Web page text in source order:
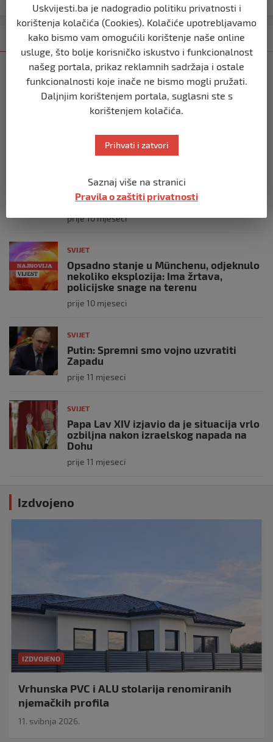
Kategorija Najnovije Najčitanije
SVIJET
Italijanski kapetan iz flotile za Gazu
primio islam nakon što su izraelske
snage prekinule molitvu njegove
posade
prije 10 mjeseci
Brod “Mikeno” probio izraelsku blokadu
i uplovio u Gazu – kapetan iz Sarajeva
vijori zastavu BiH
prije 10 mjeseci
SVIJET
Opsadno stanje u Münchenu, odjeknulo
nekoliko eksplozija: Ima žrtava,
policijske snage na terenu
prije 10 mjeseci
SVIJET
Putin: Spremni smo vojno uzvratiti
Zapadu
prije 11 mjeseci
SVIJET
Papa Lav XIV izjavio da je situacija vrlo
ozbiljna nakon izraelskog napada na
Dohu
prije 11 mjeseci
Izdvojeno
IZDVOJENO
Vrhunska PVC i ALU stolarija renomiranih
njemačkih profila
11. svibnja 2026.
Uskvijesti.ba je nadogradio politiku privatnosti i
korištenja kolačića (Cookies). Kolačiće upotrebljavamo
kako bismo vam omogućili korištenje naše online
usluge, što bolje korisničko iskustvo i funkcionalnost
našeg portala, prikaz reklamnih sadržaja i ostale
funkcionalnosti koje inače ne bismo mogli pružati.
Daljnjim korištenjem portala, suglasni ste s
korištenjem kolačića.
Prihvati i zatvori
Saznaj više na stranici
Pravila o zaštiti privatnosti